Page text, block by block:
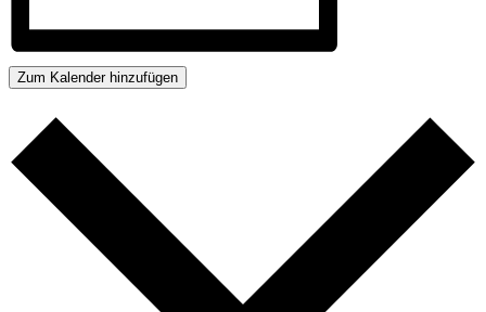
Zum Kalender hinzufügen